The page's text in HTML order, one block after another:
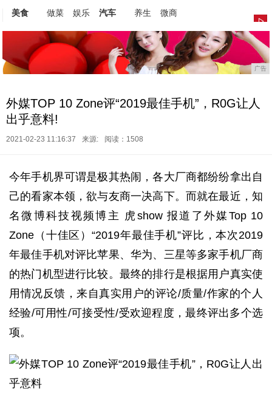
美食
做菜 娱乐 汽车 养生 微商
广告
外媒TOP 10 Zone评“2019最佳手机”，R0G让人
出乎意料!
2021-02-23 11:16:37 来源: 阅读：1508
今年手机界可谓是极其热闹，各大厂商都纷纷拿出自
己的看家本领，欲与友商一决高下。而就在最近，知
名微博科技视频博主 虎show 报道了外媒Top 10
Zone（十佳区）“2019年最佳手机”评比，本次2019
年最佳手机对评比苹果、华为、三星等多家手机厂商
的热门机型进行比较。最终的排行是根据用户真实使
用情况反馈，来自真实用户的评论/质量/作家的个人
经验/可用性/可接受性/受欢迎程度，最终评出多个选
项。